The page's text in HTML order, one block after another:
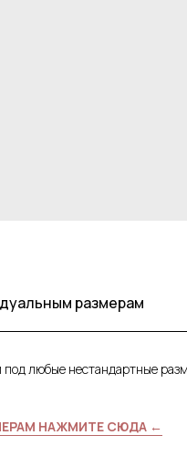
размерам
любые нестандартные
НАЖМИТЕ СЮДА ←